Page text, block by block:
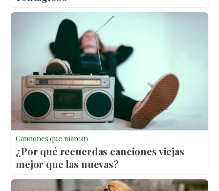
Canciones que marcan
¿Por qué recuerdas canciones viejas
mejor que las nuevas?